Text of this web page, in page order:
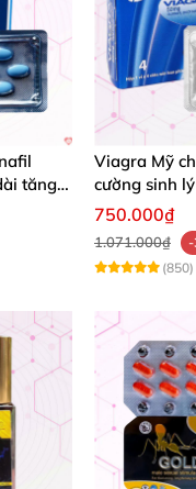
tăng
Viagra Mỹ
cường sinh
quan hệ
750.000₫
1.071.000₫
(850)